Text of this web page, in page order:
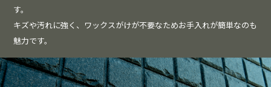
す。
キズや汚れに強く、ワックスがけが不要なためお手入れが簡単なのも
魅力です。